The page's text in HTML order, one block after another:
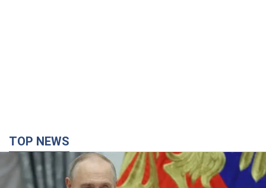
TOP NEWS